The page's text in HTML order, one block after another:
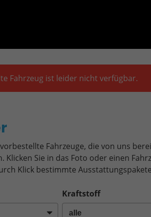
Fahrzeug ist leider nicht verfügbar.
Fahrzeuge, die von uns
Klicken Sie in das Foto oder einen
Klick bestimmte
Kraftstoff